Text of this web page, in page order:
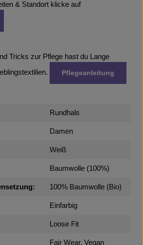
& Standort klicke auf
Tricks zur Pflege hast du Lange
Pflegeanleitung
Rundhals
Damen
Weiß
Baumwolle (100%)
100% Baumwolle (Bio)
Einfarbig
Loose Fit
Fair Wear, Vegan